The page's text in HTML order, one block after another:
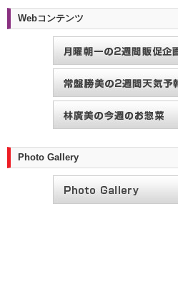
Webコンテンツ
Photo Gallery